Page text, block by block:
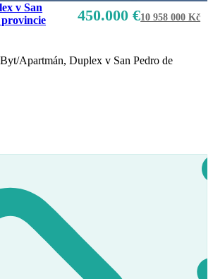
450.000 €10 958 000 Kč
v San
Apartmán, Duplex v San Pedro de